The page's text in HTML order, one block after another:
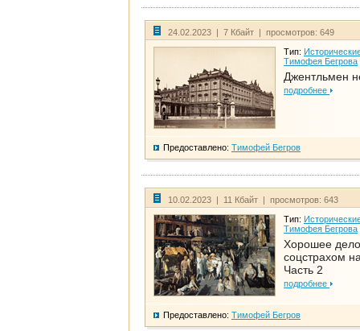
24.02.2023 | 7 Кбайт | просмотров: 649
Тип:
Тимофея Бегрова
Джентльмен
подробнее
Предоставлено: Тимофей Бегров
10.02.2023 | 11 Кбайт | просмотров: 643
Тип:
Тимофея Бегрова
Хорошее дело
соцстрахом
Часть 2
подробнее
Предоставлено: Тимофей Бегров